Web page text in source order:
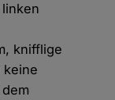
knifflige
keine